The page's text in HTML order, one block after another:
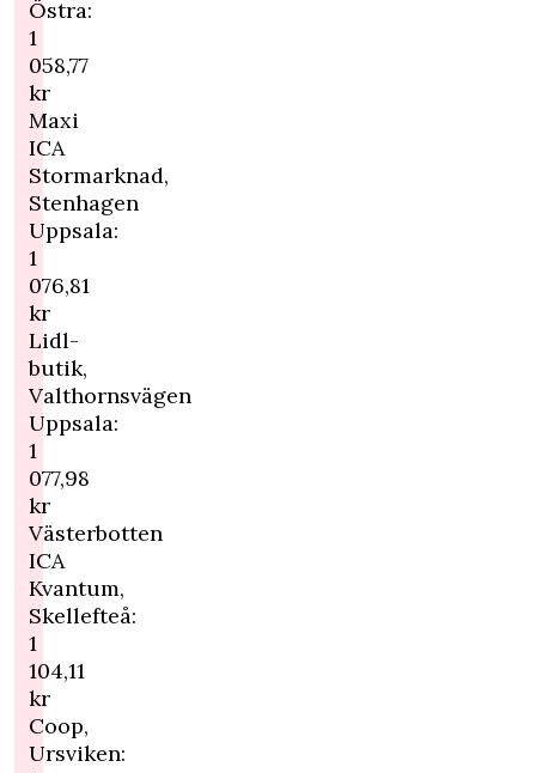
Östra:
1
058,77
kr
Maxi
ICA
Stormarknad,
Stenhagen
Uppsala:
1
076,81
kr
Lidl-
butik,
Valthornsvägen
Uppsala:
1
077,98
kr
Västerbotten
ICA
Kvantum,
Skellefteå:
1
104,11
kr
Coop,
Ursviken: